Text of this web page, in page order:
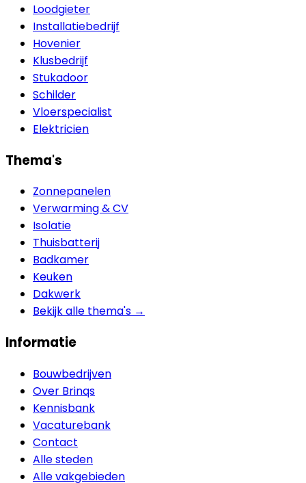
Loodgieter
Installatiebedrijf
Hovenier
Klusbedrijf
Stukadoor
Schilder
Vloerspecialist
Elektricien
Thema's
Zonnepanelen
Verwarming & CV
Isolatie
Thuisbatterij
Badkamer
Keuken
Dakwerk
Bekijk alle thema's →
Informatie
Bouwbedrijven
Over Brinqs
Kennisbank
Vacaturebank
Contact
Alle steden
Alle vakgebieden